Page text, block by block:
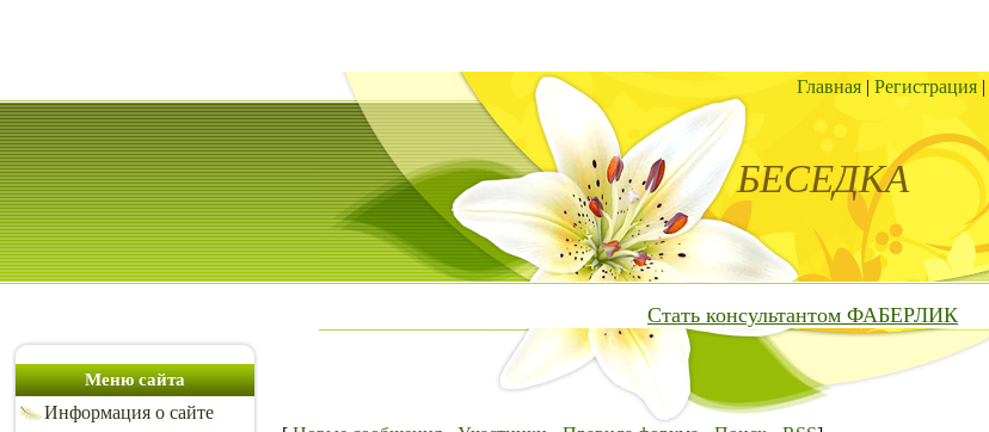
Главная | Регистрация |
БЕСЕДКА
Стать консультантом ФАБЕРЛИК
Меню сайта
Информация о сайте